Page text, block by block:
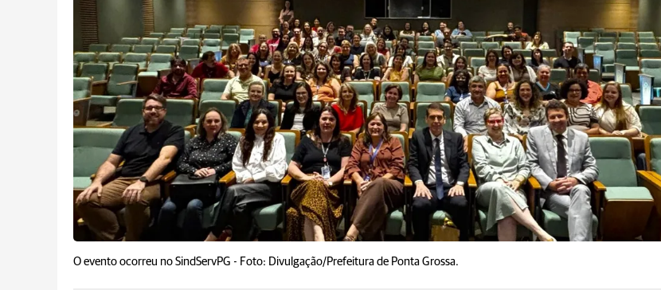
O evento ocorreu no SindServPG - Foto: Divulgação/Prefeitura de Ponta Grossa.